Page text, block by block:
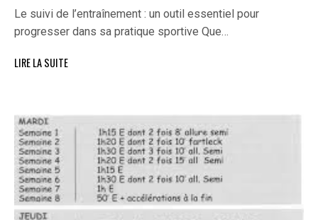
Le suivi de l’entraînement : un outil essentiel pour
progresser dans sa pratique sportive Que…
LIRE LA SUITE